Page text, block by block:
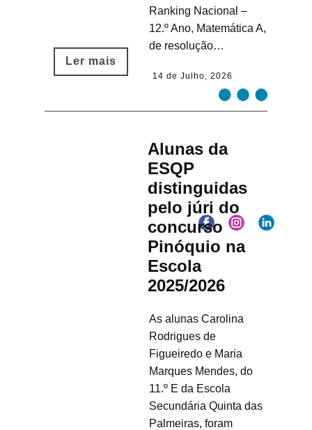
Ranking Nacional –
12.º Ano, Matemática A,
de resolução…
14 de Julho, 2026
Ler mais​
Alunas da
ESQP
distinguidas
pelo júri do
concurso
Pinóquio na
Escola
2025/2026
As alunas Carolina
Rodrigues de
Figueiredo e Maria
Marques Mendes, do
11.º E da Escola
Secundária Quinta das
Palmeiras, foram